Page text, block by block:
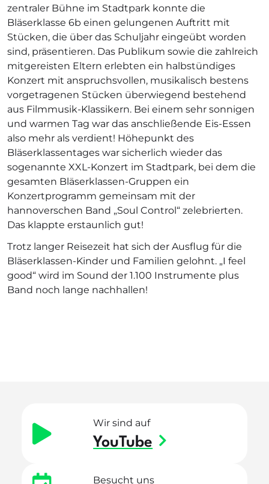
zentraler Bühne im Stadtpark konnte die
Bläserklasse 6b einen gelungenen Auftritt mit
Stücken, die über das Schuljahr eingeübt worden
sind, präsentieren. Das Publikum sowie die zahlreich
mitgereisten Eltern erlebten ein halbstündiges
Konzert mit anspruchsvollen, musikalisch bestens
vorgetragenen Stücken überwiegend bestehend
aus Filmmusik-Klassikern. Bei einem sehr sonnigen
und warmen Tag war das anschließende Eis-Essen
also mehr als verdient! Höhepunkt des
Bläserklassentages war sicherlich wieder das
sogenannte XXL-Konzert im Stadtpark, bei dem die
gesamten Bläserklassen-Gruppen ein
Konzertprogramm gemeinsam mit der
hannoverschen Band „Soul Control“ zelebrierten.
Das klappte erstaunlich gut!
Trotz langer Reisezeit hat sich der Ausflug für die
Bläserklassen-Kinder und Familien gelohnt. „I feel
good“ wird im Sound der 1.100 Instrumente plus
Band noch lange nachhallen!
Wir sind auf
YouTube
Besucht uns